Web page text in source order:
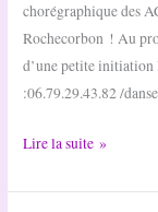
chorégraphique des
Rochecorbon ! Au
d’une petite initiation
:06.79.29.43.82 /
L’atelier
Oé’siris
Lire la suite »